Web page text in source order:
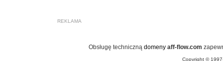
REKLAMA
Obsługę techniczną domeny aff-flow.com
Copyright ©